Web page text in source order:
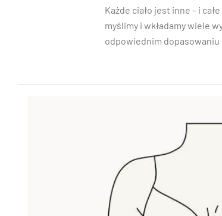
Każde ciało jest inne – i
myślimy i wkładamy wiele
odpowiednim dopasowaniu